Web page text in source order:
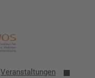
Veranstaltungen